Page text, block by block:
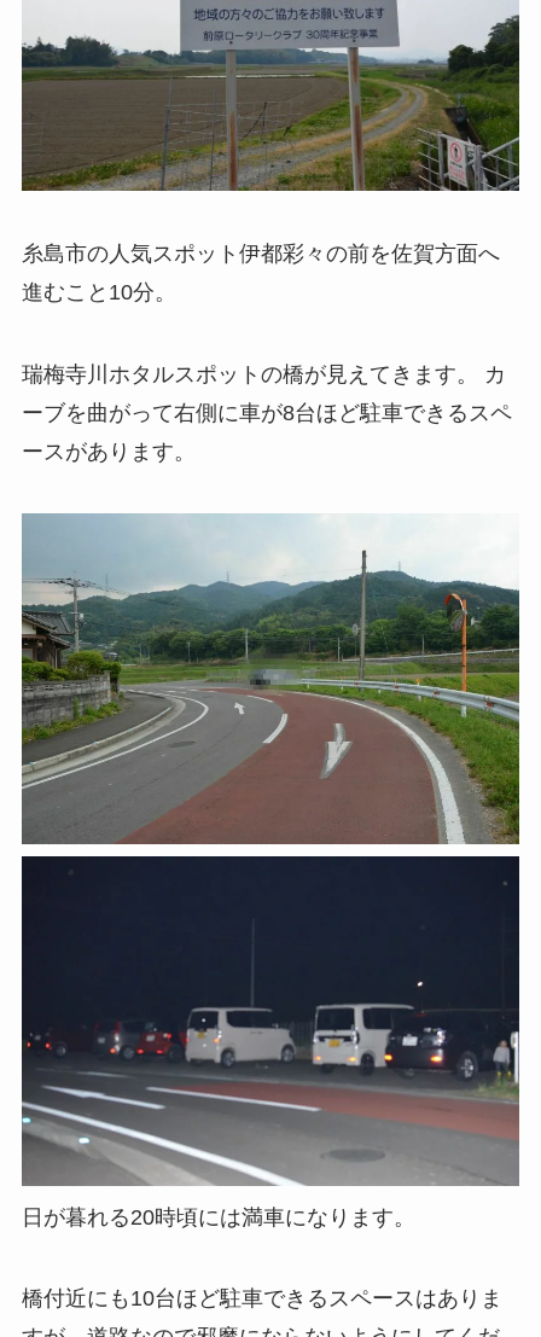
糸島市の人気スポット伊都彩々の前を佐賀方面へ
進むこと10分。
瑞梅寺川ホタルスポットの橋が見えてきます。 カ
ーブを曲がって右側に車が8台ほど駐車できるスペ
ースがあります。
日が暮れる20時頃には満車になります。
橋付近にも10台ほど駐車できるスペースはありま